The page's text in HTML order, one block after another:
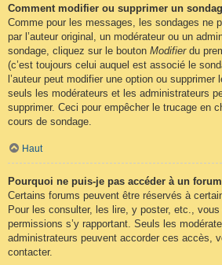
Comment modifier ou supprimer un
Comme pour les messages, les sondages ne
par l’auteur original, un modérateur ou un
sondage, cliquez sur le bouton Modifierdu
(c’est toujours celui auquel est associé le
l’auteur peut modifier une option ou supprimer
seuls les modérateurs et les administrateurs
supprimer. Ceci pour empêcher le trucage en
cours de sondage.
Haut
Pourquoi ne puis-je pas accéder à un
Certains forums peuvent être réservés à
Pour les consulter, les lire, y poster, etc.,
permissions s’y rapportant. Seuls les
administrateurs peuvent accorder ces accès,
contacter.